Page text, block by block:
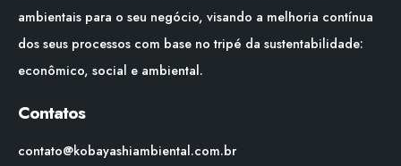
ambientais para o seu negócio, visando a melhoria contínua
dos seus processos com base no tripé da sustentabilidade:
econômico, social e ambiental.
Contatos
contato@kobayashiambiental.com.br